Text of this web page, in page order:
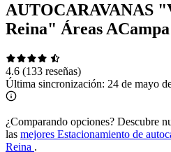
AUTOCARAVANAS
Reina" Áreas ACampa
4.6 (133 reseñas)
Última sincronización: 24 de mayo
¿Comparando opciones? Descubre
las mejores Estacionamiento de
Reina .